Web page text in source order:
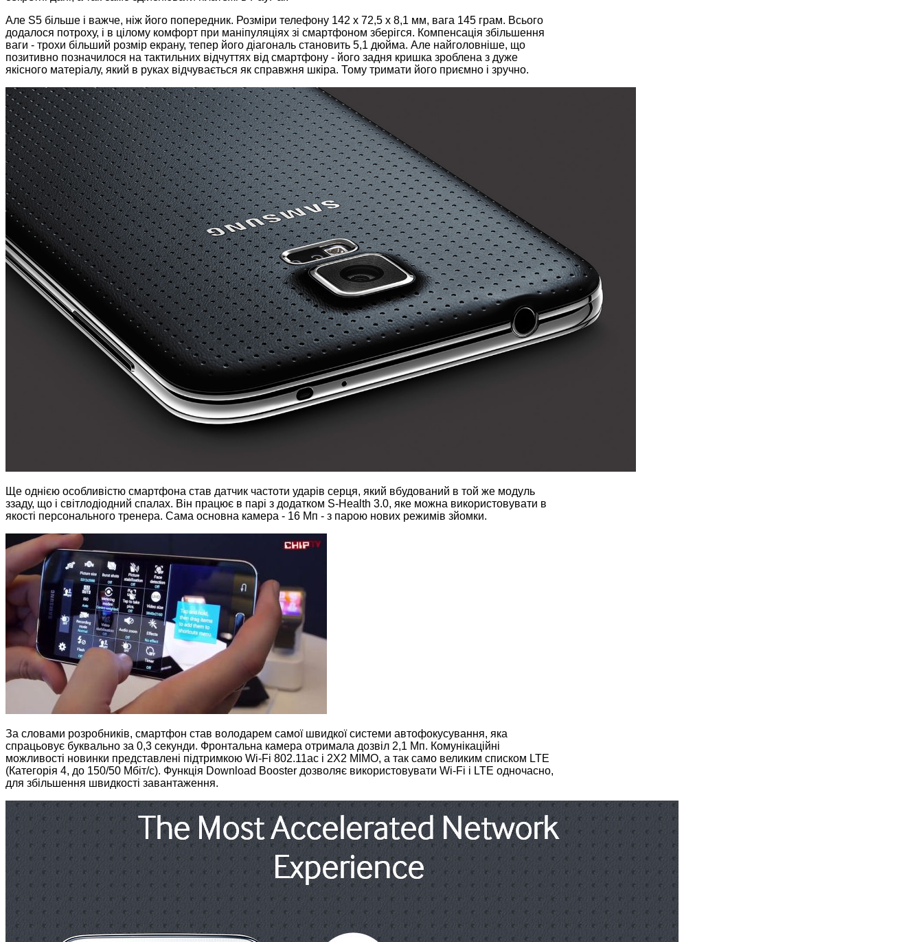
Але S5 більше і важче, ніж його попередник. Розміри телефону 142 х 72,5 х 8,1 мм, вага 145 грам. Всього
додалося потроху, і в цілому комфорт при маніпуляціях зі смартфоном зберігся. Компенсація збільшення
ваги - трохи більший розмір екрану, тепер його діагональ становить 5,1 дюйма. Але найголовніше, що
позитивно позначилося на тактильних відчуттях від смартфону - його задня кришка зроблена з дуже
якісного матеріалу, який в руках відчувається як справжня шкіра. Тому тримати його приємно і зручно.
Ще однією особливістю смартфона став датчик частоти ударів серця, який вбудований в той же модуль
ззаду, що і світлодіодний спалах. Він працює в парі з додатком S-Health 3.0, яке можна використовувати в
якості персонального тренера. Сама основна камера - 16 Мп - з парою нових режимів зйомки.
За словами розробників, смартфон став володарем самої швидкої системи автофокусування, яка
спрацьовує буквально за 0,3 секунди. Фронтальна камера отримала дозвіл 2,1 Мп. Комунікаційні
можливості новинки представлені підтримкою Wi-Fi 802.11ac і 2X2 MIMO, а так само великим списком LTE
(Категорія 4, до 150/50 Мбіт/с). Функція Download Booster дозволяє використовувати Wi-Fi і LTE одночасно,
для збільшення швидкості завантаження.